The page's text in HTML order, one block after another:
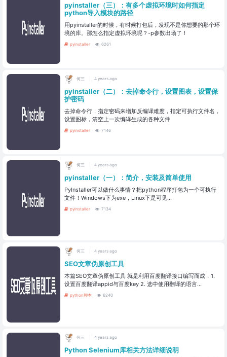
pyinstaller（三）：有多个虚拟环境时如何指定
python导入模块的路径
用pyinstaller的时候，有时候打包后，发现不是你想要的那个环
境的库。那怎么指定虚拟环境呢？-p参数出场了！
pyinstaller 6261
何三 4 years ago
pyinstaller（二）：去掉命令行，设置图表，设置保
护密码
去掉命令行，指定密码来增加反编译难度，指定可执行文件名，
设置图标，清空上一次编译生成的各种文件
pyinstaller 7146
何三 4 years ago
pyinstaller（一）：简介，安装及简单使用
PyInstaller可以做什么事情？把python程序打包为一个可执行
文件！Windows下为exe，Linux下是可见...
pyinstaller 7134
何三 4 years ago
SEO文章伪原创工具
本篇SEO文章伪原创工具 就是利用百度翻译接口编写而成，1.
设置百度翻译appid与百度key 2. 选中使用翻译的语言...
python脚本 6240
何三 4 years ago
Python Selenium库相关方法详细说明